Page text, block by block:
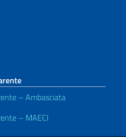
– Ambasciata
– MAECI